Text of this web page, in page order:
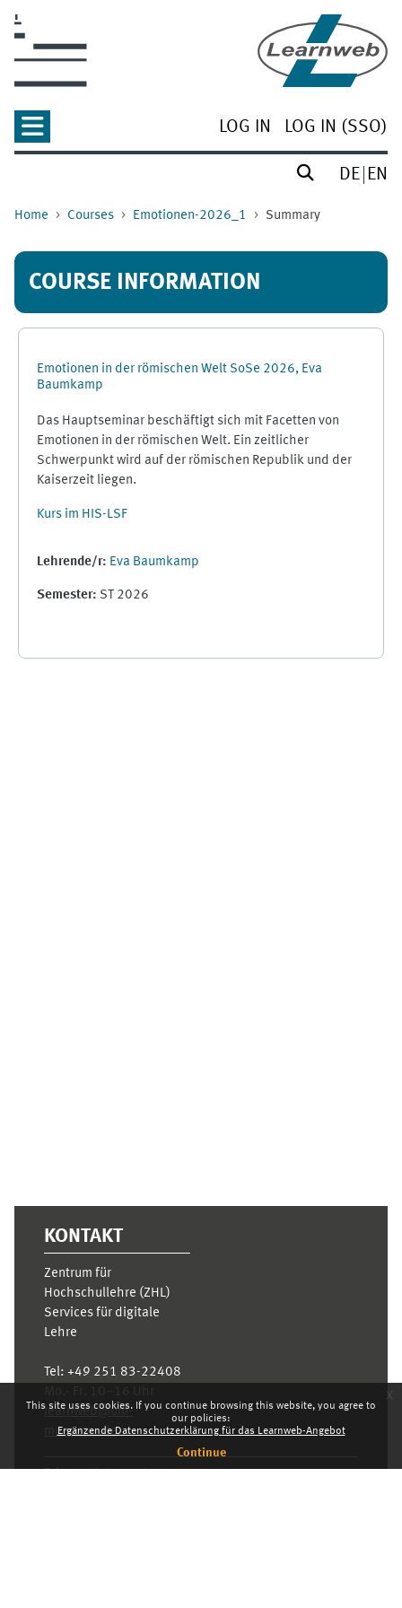
This site uses cookies. If you continue browsing this website, you agree to
our policies:
Ergänzende Datenschutzerklärung für das Learnweb-Angebot
Continue
x
LOG IN LOG IN (SSO)
DE EN
Home Courses Emotionen-2026_1 Summary
COURSE INFORMATION
Emotionen in der römischen Welt SoSe 2026, Eva
Baumkamp
Das Hauptseminar beschäftigt sich mit Facetten von
Emotionen in der römischen Welt. Ein zeitlicher
Schwerpunkt wird auf der römischen Republik und der
Kaiserzeit liegen.
Kurs im HIS-LSF
Lehrende/r: Eva Baumkamp
Semester: ST 2026
KONTAKT
Zentrum für
Hochschullehre (ZHL)
Services für digitale
Lehre
Tel: +49 251 83-22408
learnweb@uni-
muenster.de